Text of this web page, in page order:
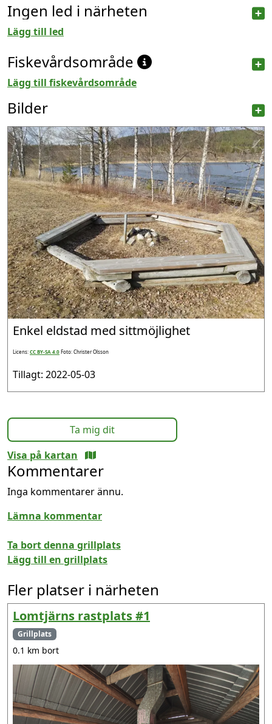
Ingen led i närheten
Lägg till led
Fiskevårdsområde
Lägg till fiskevårdsområde
Bilder
Enkel eldstad med sittmöjlighet
Licens:CC BY-SA 4.0Foto: Christer Olsson
Tillagt: 2022-05-03
Ta mig dit
Visa på kartan
Kommentarer
Inga kommentarer ännu.
Lämna kommentar
Ta bort denna grillplats
Lägg till en grillplats
Fler platser i närheten
Lomtjärns rastplats #1
Grillplats
0.1 km bort